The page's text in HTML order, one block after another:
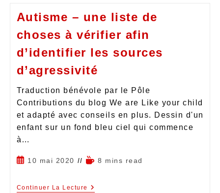
Autisme – une liste de
choses à vérifier afin
d’identifier les sources
d’agressivité
Traduction bénévole par le Pôle
Contributions du blog We are Like your child
et adapté avec conseils en plus. Dessin d'un
enfant sur un fond bleu ciel qui commence
à…
10 mai 2020 8 mins read
Continuer La Lecture